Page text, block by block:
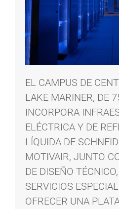
EL CAMPUS DE
LAKE MARINER, DE
INCORPORA
ELÉCTRICA Y DE
LÍQUIDA DE
MOTIVAIR, JUNTO
DE DISEÑO
SERVICIOS
OFRECER UNA